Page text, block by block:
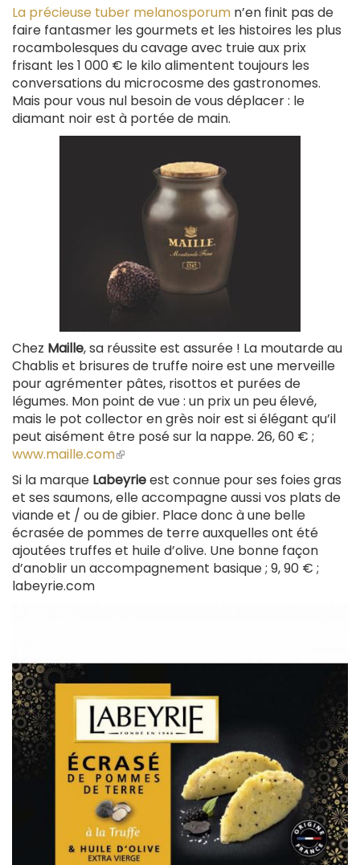
La précieuse tuber melanosporum n’en finit pas de
faire fantasmer les gourmets et les histoires les plus
rocambolesques du cavage avec truie aux prix
frisant les 1 000 € le kilo alimentent toujours les
conversations du microcosme des gastronomes.
Mais pour vous nul besoin de vous déplacer : le
diamant noir est à portée de main.
Chez Maille, sa réussite est assurée ! La moutarde au
Chablis et brisures de truffe noire est une merveille
pour agrémenter pâtes, risottos et purées de
légumes. Mon point de vue : un prix un peu élevé,
mais le pot collector en grès noir est si élégant qu’il
peut aisément être posé sur la nappe. 26, 60 € ;
www.maille.com(le
lien
est
externe)
Si la marque Labeyrieest connue pour ses foies gras
et ses saumons, elle accompagne aussi vos plats de
viande et / ou de gibier. Place donc à une belle
écrasée de pommes de terre auxquelles ont été
ajoutées truffes et huile d’olive. Une bonne façon
d’anoblir un accompagnement basique ; 9, 90 € ;
labeyrie.com